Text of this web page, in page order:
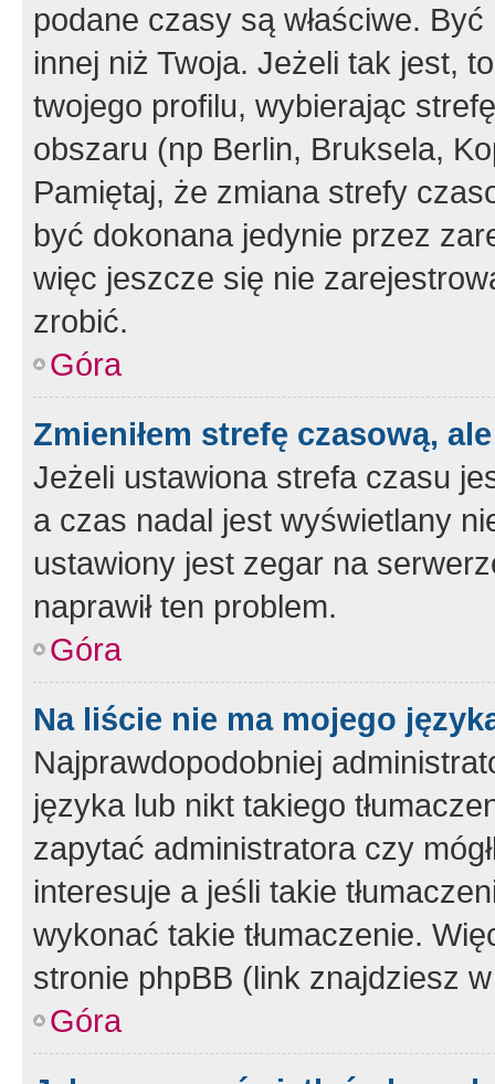
podane czasy są właściwe.
innej niż Twoja. Jeżeli tak jest,
twojego profilu, wybierając
obszaru (np Berlin, Bruksela,
Pamiętaj, że zmiana strefy
być dokonana jedynie przez
więc jeszcze się nie
zrobić.
Góra
Zmieniłem strefę czasową,
Jeżeli ustawiona strefa czasu
a czas nadal jest wyświetlany
ustawiony jest zegar na
naprawił ten problem.
Góra
Na liście nie ma mojego
Najprawdopodobniej
języka lub nikt takiego
zapytać administratora czy
interesuje a jeśli takie
wykonać takie tłumaczenie.
stronie phpBB (link znajdziesz
Góra